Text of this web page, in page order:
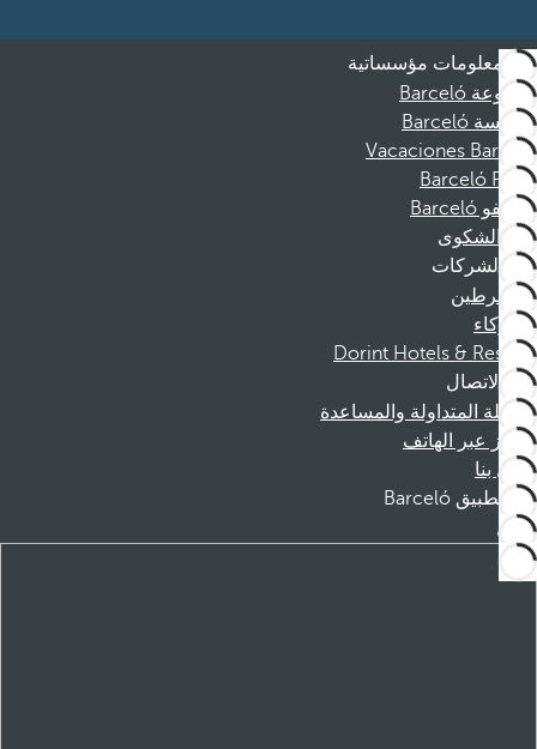
معلومات مؤسساتية
مجموعة Barceló
مؤسسة Barceló
Vacaciones Barceló
Barceló Films
موظفو Barceló
قناة الشكوى
الشركات
المنخرطين
الشركاء
Dorint Hotels & Resorts
الاتصال
الأسئلة المتداولة والمساعدة
الحجز عبر الهاتف
اتصل بنا
تطبيق Barceló
تنزيل